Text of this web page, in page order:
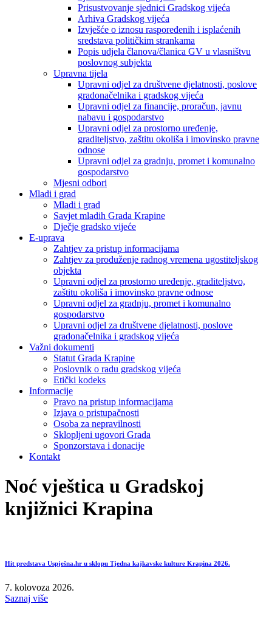
Prisustvovanje sjednici Gradskog vijeća
Arhiva Gradskog vijeća
Izvješće o iznosu raspoređenih i isplaćenih
sredstava političkim strankama
Popis udjela članova/članica GV u vlasništvu
poslovnog subjekta
Upravna tijela
Upravni odjel za društvene djelatnosti, poslove
gradonačelnika i gradskog vijeća
Upravni odjel za financije, proračun, javnu
nabavu i gospodarstvo
Upravni odjel za prostorno uređenje,
graditeljstvo, zaštitu okoliša i imovinsko pravne
odnose
Upravni odjel za gradnju, promet i komunalno
gospodarstvo
Mjesni odbori
Mladi i grad
Mladi i grad
Savjet mladih Grada Krapine
Dječje gradsko vijeće
E-uprava
Zahtjev za pristup informacijama
Zahtjev za produženje radnog vremena ugostiteljskog
objekta
Upravni odjel za prostorno uređenje, graditeljstvo,
zaštitu okoliša i imovinsko pravne odnose
Upravni odjel za gradnju, promet i komunalno
gospodarstvo
Upravni odjel za društvene djelatnosti, poslove
gradonačelnika i gradskog vijeća
Važni dokumenti
Statut Grada Krapine
Poslovnik o radu gradskog vijeća
Etički kodeks
Informacije
Pravo na pristup informacijama
Izjava o pristupačnosti
Osoba za nepravilnosti
Sklopljeni ugovori Grada
Sponzorstava i donacije
Kontakt
Noć vještica u Gradskoj
knjižnici Krapina
Hit predstava Uspješna.hr u sklopu Tjedna kajkavske kulture Krapina 2026.
7. kolovoza 2026.
Saznaj više